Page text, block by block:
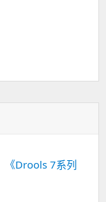
《Drools 7系列